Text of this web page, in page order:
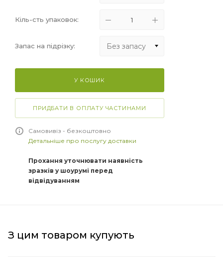
Кіль-сть упаковок:
Запас на підрізку: Без запасу
+10%
+15%
У КОШИК
ПРИДБАТИ В ОПЛАТУ ЧАСТИНАМИ
Самовивіз - безкоштовно
Детальніше про послугу доставки
Прохання уточнювати наявність
зразків у шоурумі перед
відвідуванням
З цим товаром купують